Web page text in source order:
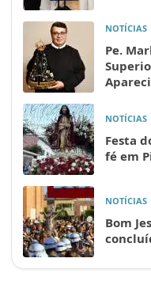
NOTÍCIAS
Pe.
NOTÍCIAS
Festa
fé em
NOTÍCIAS
Bom